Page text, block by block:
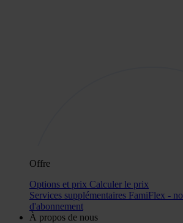
Offre
Options et prix Calculer le prix
Services supplémentaires FamiFlex -
d'abonnement
À propos de nous